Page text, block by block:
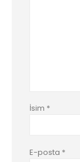
İsim *
E-posta *